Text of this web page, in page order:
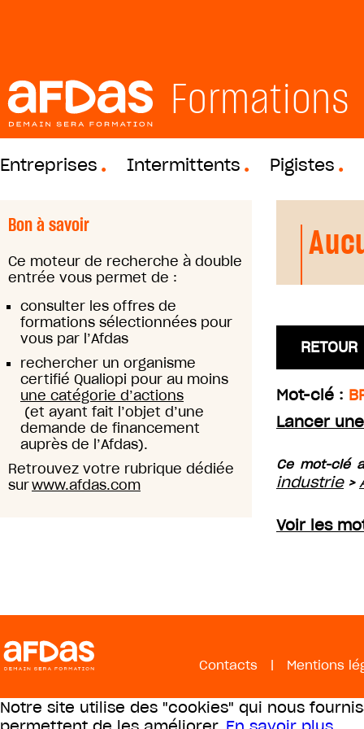
Formations
Entreprises Intermittents Pigistes
Bon à savoir
Ce moteur de recherche à double
entrée vous permet de :
consulter les offres de
formations sélectionnées pour
vous par l’Afdas
rechercher un organisme
certifié Qualiopi pour au moins
une catégorie d’actions
(et ayant fait l’objet d’une
demande de financement
auprès de l’Afdas).
Retrouvez votre rubrique dédiée
surwww.afdas.com
RETOUR
Mot-clé :
Lancer
Ce mot-clé
industrie>
Voir les
Contacts | Mentions
Notre site utilise des "cookies" qui nous